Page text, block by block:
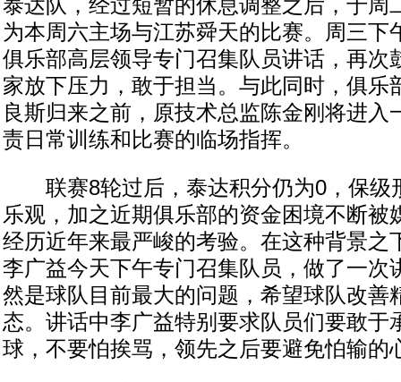
泰达队，经过短暂的休息调整之后，于周
为本周六主场与江苏舜天的比赛。周三下
俱乐部高层领导专门召集队员讲话，再次
家放下压力，敢于担当。与此同时，俱乐
良斯归来之前，原技术总监陈金刚将进入
责日常训练和比赛的临场指挥。
联赛8轮过后，泰达积分仍为0，保级
乐观，加之近期俱乐部的资金困境不断被
经历近年来最严峻的考验。在这种背景之
李广益今天下午专门召集队员，做了一次
然是球队目前最大的问题，希望球队改善
态。讲话中李广益特别要求队员们要敢于
球，不要怕挨骂，领先之后要避免怕输的